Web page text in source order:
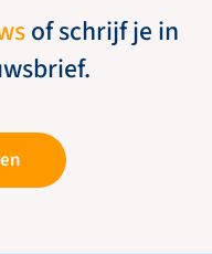
of schrijf je in